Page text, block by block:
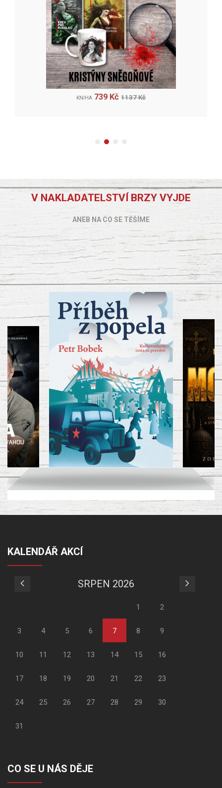
KNIHA 739 Kč 1137 Kč
V NAKLADATELSTVÍ BRZY VYJDE
ANEB NA CO SE TĚŠÍME
KALENDÁŘ AKCÍ
SRPEN 2026
1 2
3 4 5 6 7 8 9
10 11 12 13 14 15 16
17 18 19 20 21 22 23
24 25 26 27 28 29 30
31
CO SE U NÁS DĚJE